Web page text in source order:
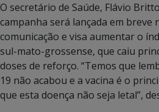
O secretário de Saúde, Flávio
campanha será lançada em breve
comunicação e visa aumentar o
sul-mato-grossense, que caiu
doses de reforço. “Temos que
19 não acabou e a vacina é o
que esta doença não seja letal”,